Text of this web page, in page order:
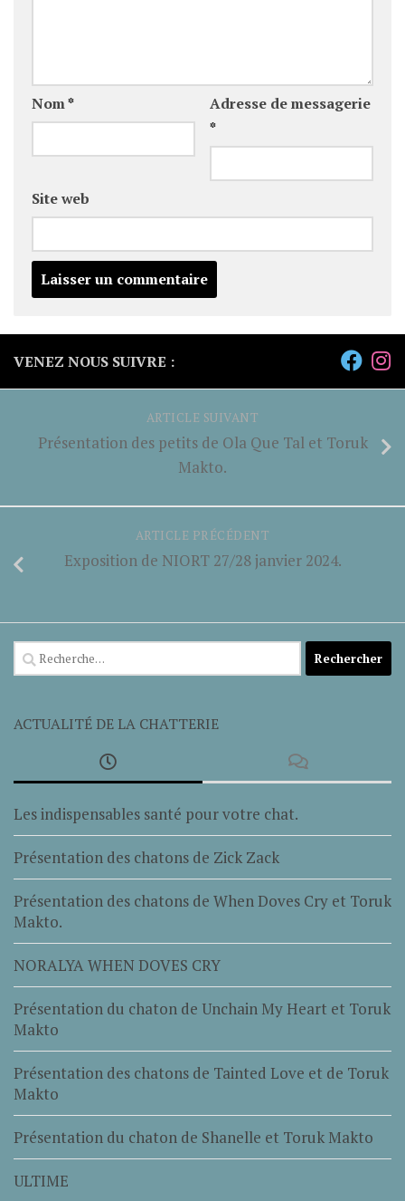
Nom*
Adresse de messagerie
*
Site web
VENEZ NOUS SUIVRE :
ARTICLE SUIVANT
Présentation des petits de Ola Que Tal et Toruk
Makto.
ARTICLE PRÉCÉDENT
Exposition de NIORT 27/28 janvier 2024.
Rechercher :
ACTUALITÉ DE LA CHATTERIE
Les indispensables santé pour votre chat.
Présentation des chatons de Zick Zack
Présentation des chatons de When Doves Cry et Toruk
Makto.
NORALYA WHEN DOVES CRY
Présentation du chaton de Unchain My Heart et Toruk
Makto
Présentation des chatons de Tainted Love et de Toruk
Makto
Présentation du chaton de Shanelle et Toruk Makto
ULTIME